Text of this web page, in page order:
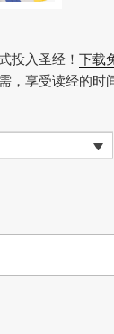
投入圣经！ 下载
，享受读经的时间